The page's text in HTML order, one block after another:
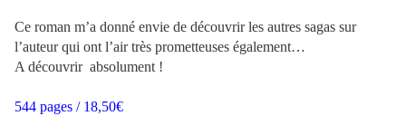
Ce roman m’a donné envie de découvrir les autres sagas sur
l’auteur qui ont l’air très prometteuses également…
A découvrir absolument !
544 pages / 18,50€